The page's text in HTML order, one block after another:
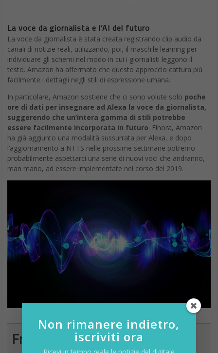
La voce da giornalista e l’AI del futuro
La voce da giornalista è stata creata registrando clip audio da
canali di notizie reali, utilizzando, poi, il maschile learning per
individuare gli schemi nel modo in cui i giornalisti leggono il
testo. Amazon ha affermato che questo approccio cattura più
facilmente i dettagli negli stili di espressione umana.
In particolare, Amazon sostiene che ci sono volute solo poche
ore di dati per insegnare ad Alexa la voce da giornalista,
suggerendo che un’intera gamma di stili potrebbe
essere facilmente incorporata in futuro. Finora, Amazon
ha già aggiunto una modalità sussurrata per Alexa, e dopo
l’aggiornamento a NTTS nelle prossime settimane potremo
probabilmente aspettarci una serie di nuovi voci che andranno,
man mano, ad essere implementate nel corso del 2019.
Francesco Marino
Non rimanere indietro,
iscriviti ora